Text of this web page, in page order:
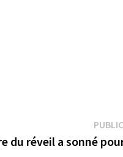
du réveil a sonné